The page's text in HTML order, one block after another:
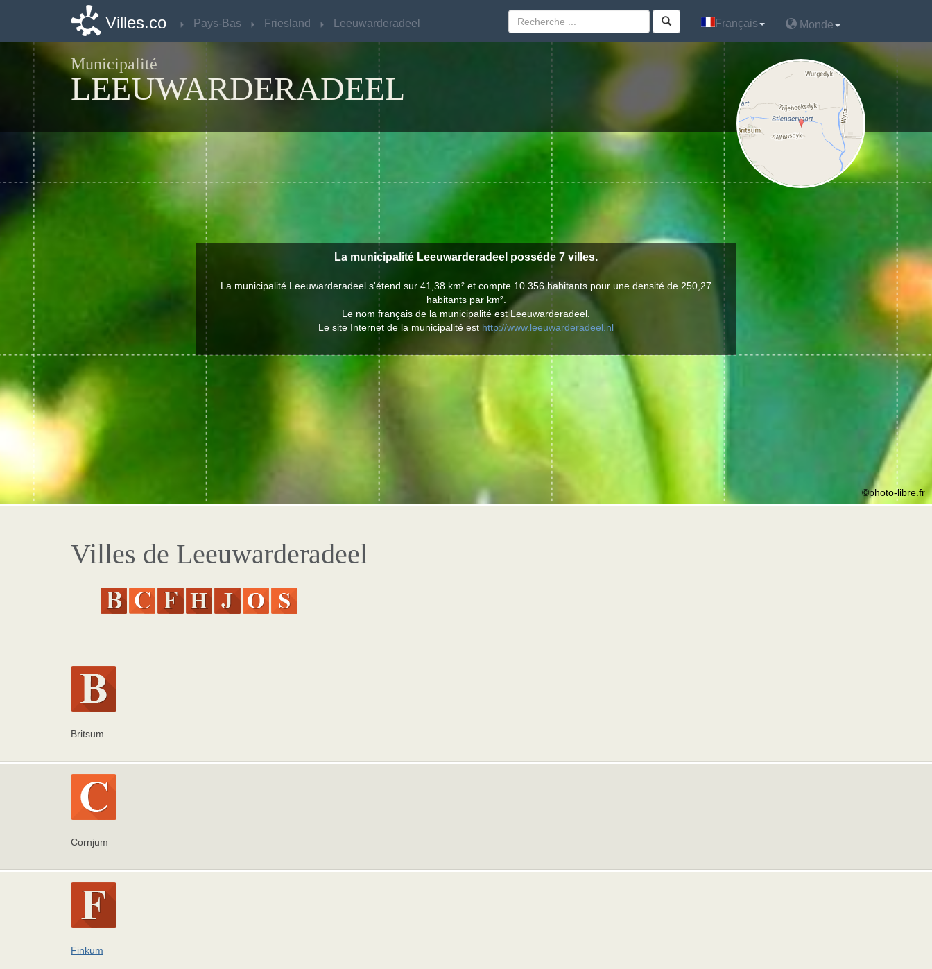
Villes.co Pays-Bas Friesland Leeuwarderadeel Français Monde
Municipalité
LEEUWARDERADEEL
La municipalité Leeuwarderadeel posséde 7 villes.
La municipalité Leeuwarderadeel s'étend sur 41,38 km² et compte 10 356 habitants pour une densité de 250,27
habitants par km².
Le nom français de la municipalité est Leeuwarderadeel.
Le site Internet de la municipalité est http://www.leeuwarderadeel.nl
©photo-libre.fr
Villes de Leeuwarderadeel
Britsum
Cornjum
Finkum
Villes.co Pays-Bas Friesland Leeuwarderadeel Français Monde